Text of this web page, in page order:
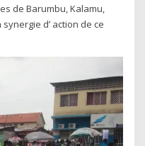
de Barumbu, Kalamu,
d’ action de ce